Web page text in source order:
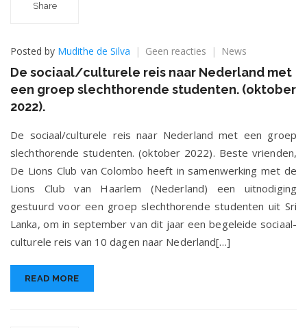
Share
Posted by Mudithe de Silva Geen reacties op
sociaal/culturele
reis
met
groep
slechthorende
studenten.
(oktober
News
De sociaal/culturele reis naar Nederland met
een groep slechthorende studenten. (oktober
2022).
De sociaal/culturele reis naar Nederland met een groep
slechthorende studenten. (oktober 2022). Beste vrienden,
De Lions Club van Colombo heeft in samenwerking met de
Lions Club van Haarlem (Nederland) een uitnodiging
gestuurd voor een groep slechthorende studenten uit Sri
Lanka, om in september van dit jaar een begeleide sociaal-
culturele reis van 10 dagen naar Nederland[…]
READ MORE